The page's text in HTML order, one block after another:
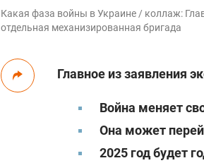
Какая фаза войны в Украине / коллаж:
отдельная механизированная бригада
Главное из заявления
Война меняет
Она может
2025 год будет